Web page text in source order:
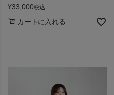
¥33,000税込
カートに入れる